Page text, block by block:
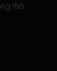
186